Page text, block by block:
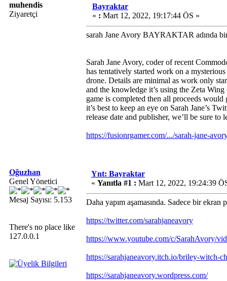
muhendis
Ziyaretçi
Bayraktar
« : Mart 12, 2022, 19:17:44 ÖS »
sarah Jane Avory BAYRAKTAR adında
Sarah Jane Avory, coder of recent
has tentatively started work on a
drone. Details are minimal as work only
and the knowledge it’s using the Zeta Wing
game is completed then all proceeds
it’s best to keep an eye on Sarah Jane’s
release date and publisher, we’ll be sure to
https://fusionrgamer.com/.../sarah-jane-
Oğuzhan
Genel Yönetici
Mesaj Sayısı: 5.153
There's no place like
127.0.0.1
Ynt: Bayraktar
« Yanıtla #1 : Mart 12, 2022, 19:24:39
Daha yapım aşamasında. Sadece bir
https://twitter.com/sarahjaneavory
https://www.youtube.com/c/SarahAvory/
https://sarahjaneavory.itch.io/briley-witch-
https://sarahjaneavory.wordpress.com/